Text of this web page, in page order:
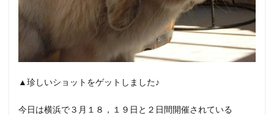
▲珍しいショットをゲットしました♪
今日は横浜で３月１８，１９日と２日間開催されている